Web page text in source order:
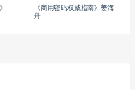
《商用密码权威指南》姜海
舟